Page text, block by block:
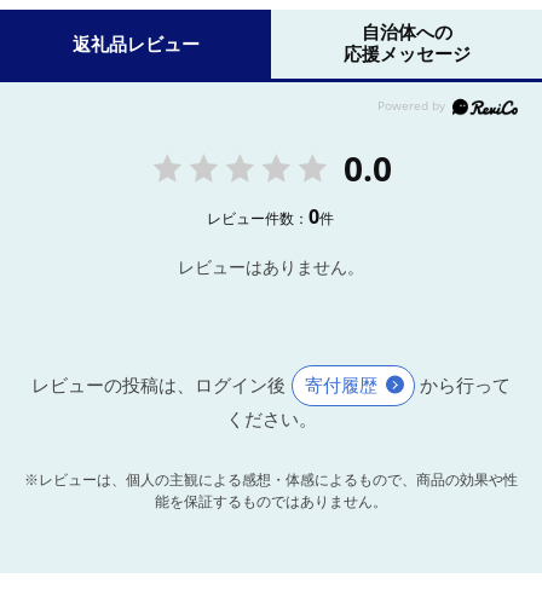
返礼品レビュー
自治体への
応援メッセージ
0.0
レビュー件数：0件
レビューはありません。
レビューの投稿は、ログイン後 寄付履歴
から行って
ください。
※レビューは、個人の主観による感想・体感によるもので、商品の効果や性
能を保証するものではありません。